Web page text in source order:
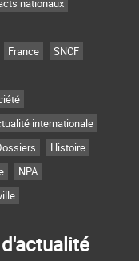
nationaux
France
SNCF
internationale
Histoire
NPA